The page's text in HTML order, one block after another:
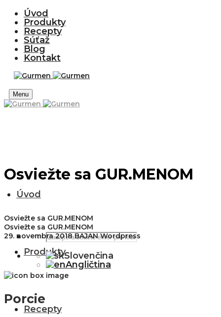
Úvod
Produkty
Recepty
Súťaž
Blog
Kontakt
Menu
Úvod
Produkty
Recepty
Slovenčina
Angličtina
Osviežte sa GUR.MENOM
Osviežte sa GUR.MENOM
Osviežte sa GUR.MENOM
29. novembra 2018 BAJAN Wordpress
Porcie